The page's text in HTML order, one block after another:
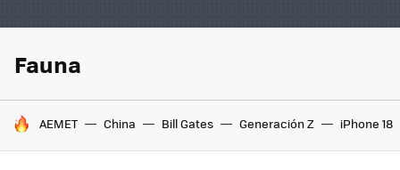
Fauna
HOY SE HABLA DE
AEMET China Bill Gates Generación Z iPhone 18